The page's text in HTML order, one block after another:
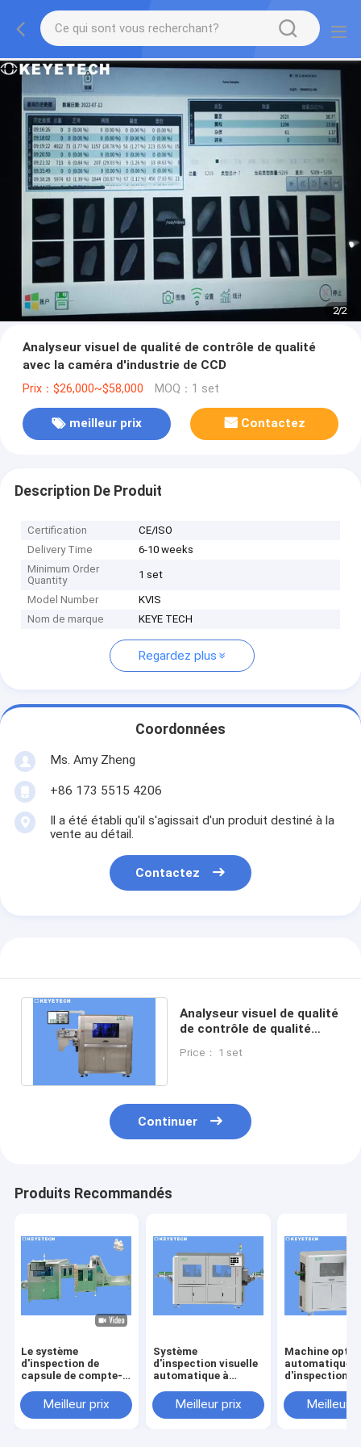
2/2
Analyseur visuel de qualité de contrôle de qualité
avec la caméra d'industrie de CCD
Prix：$26,000~$58,000 MOQ：1 set
meilleur prix Contactez
Description De Produit
Certification
CE/ISO
Delivery Time
6-10 weeks
Minimum Order
Quantity
1 set
Model Number
KVIS
Nom de marque
KEYE TECH
Regardez plus
Coordonnées
Ms. Amy Zheng
+86 173 5515 4206
Il a été établi qu'il s'agissait d'un produit destiné à la
vente au détail.
Contactez
Analyseur visuel de qualité
de contrôle de qualité
de CCD
Price： 1 set
Continuer
Produits Recommandés
Le système
d'inspection de
capsule de compte-
déserte le détecteur
pour le
Meilleur prix
Système
d'inspection visuelle
automatique à
le contrôle de qualité
d'image
Meilleur prix
Machine
automatique
d'inspection
de surface de
produit
Meilleur